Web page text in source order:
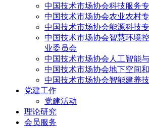
中国技术市场协会科技服务
中国技术市场协会农业农村
中国技术市场协会能源科技
中国技术市场协会智慧环境
业委员会
中国技术市场协会人工智能
中国技术市场协会地下空间
中国技术市场协会智能建养
党建工作
党建活动
理论研究
会员服务